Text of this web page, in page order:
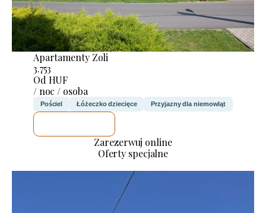
Apartamenty Zoli
3.753
Od HUF
/ noc / osoba
Pościel Łóżeczko dziecięce Przyjazny dla niemowląt
Zarezerwuj online
Oferty specjalne